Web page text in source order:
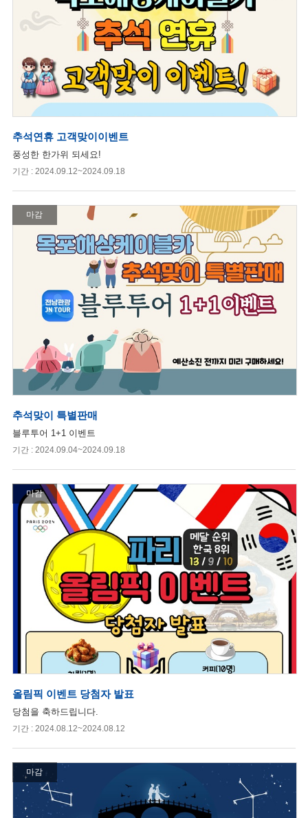
추석연휴 고객맞이이벤트
풍성한 한가위 되세요!
기간 : 2024.09.12~2024.09.18
마감
추석맞이 특별판매
블루투어 1+1 이벤트
기간 : 2024.09.04~2024.09.18
마감
올림픽 이벤트 당첨자 발표
당첨을 축하드립니다.
기간 : 2024.08.12~2024.08.12
마감